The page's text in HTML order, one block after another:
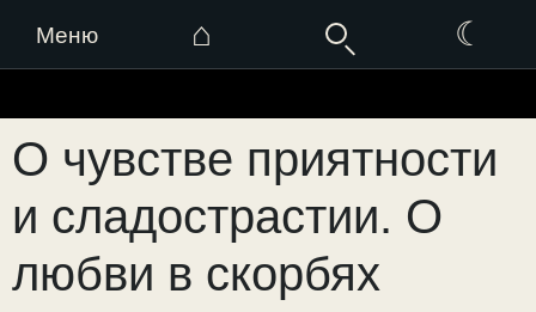
Меню ⌂ ☾
к
содержимому
О чувстве приятности
и сладострастии. О
любви в скорбях